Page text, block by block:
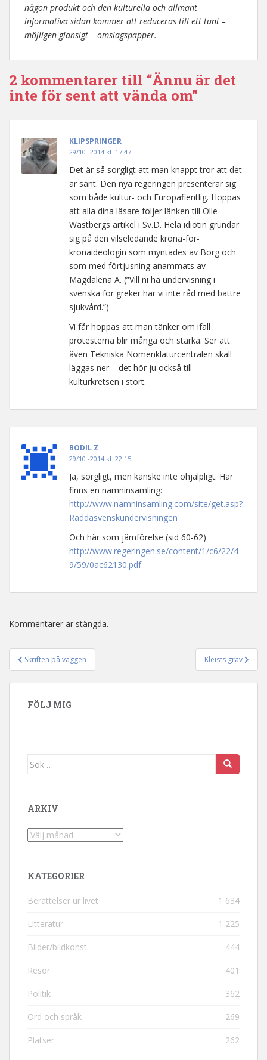
någon produkt och den kulturella och allmänt
informativa sidan kommer att reduceras till ett tunt –
möjligen glansigt – omslagspapper.
2 kommentarer till “Ännu är det
inte för sent att vända om”
KLIPSPRINGER
29/10 -2014 kl. 17:47
Det är så sorgligt att man knappt tror att det
är sant. Den nya regeringen presenterar sig
som både kultur- och Europafientlig. Hoppas
att alla dina läsare följer länken till Olle
Wästbergs artikel i Sv.D. Hela idiotin grundar
sig på den vilseledande krona-för-
kronaideologin som myntades av Borg och
som med förtjusning anammats av
Magdalena A. (”Vill ni ha undervisning i
svenska för greker har vi inte råd med bättre
sjukvård.”)
Vi får hoppas att man tänker om ifall
protesterna blir många och starka. Ser att
även Tekniska Nomenklaturcentralen skall
läggas ner – det hör ju också till
kulturkretsen i stort.
BODIL Z
29/10 -2014 kl. 22:15
Ja, sorgligt, men kanske inte ohjälpligt. Här
finns en namninsamling:
http://www.namninsamling.com/site/get.asp?
Raddasvenskundervisningen
Och här som jämförelse (sid 60-62)
http://www.regeringen.se/content/1/c6/22/4
9/59/0ac62130.pdf
Kommentarer är stängda.
Inläggsnavigering
Skriften på väggen Kleists grav
FÖLJ MIG
Sök efter:
ARKIV
Arkiv
KATEGORIER
Berättelser ur livet 1 634
Litteratur 1 225
Bilder/bildkonst 444
Resor 401
Politik 362
Ord och språk 269
Platser 262